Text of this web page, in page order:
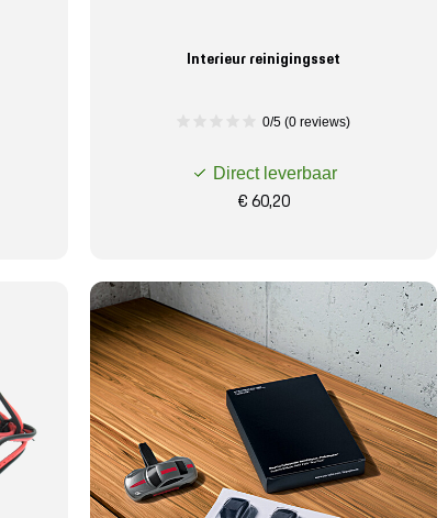
Interieur reinigingsset
0/5 (0 reviews)
Direct leverbaar
€ 60,20